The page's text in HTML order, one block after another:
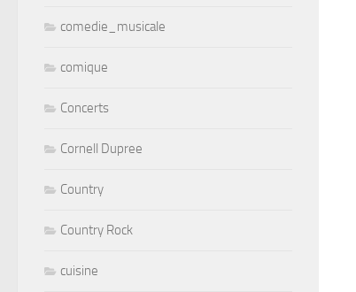
comedie_musicale
comique
Concerts
Cornell Dupree
Country
Country Rock
cuisine